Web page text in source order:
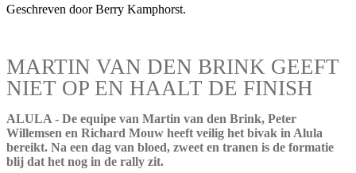
Geschreven door Berry Kamphorst.
MARTIN VAN DEN BRINK GEEFT
NIET OP EN HAALT DE FINISH
ALULA - De equipe van Martin van den Brink, Peter
Willemsen en Richard Mouw heeft veilig het bivak in Alula
bereikt. Na een dag van bloed, zweet en tranen is de formatie
blij dat het nog in de rally zit.